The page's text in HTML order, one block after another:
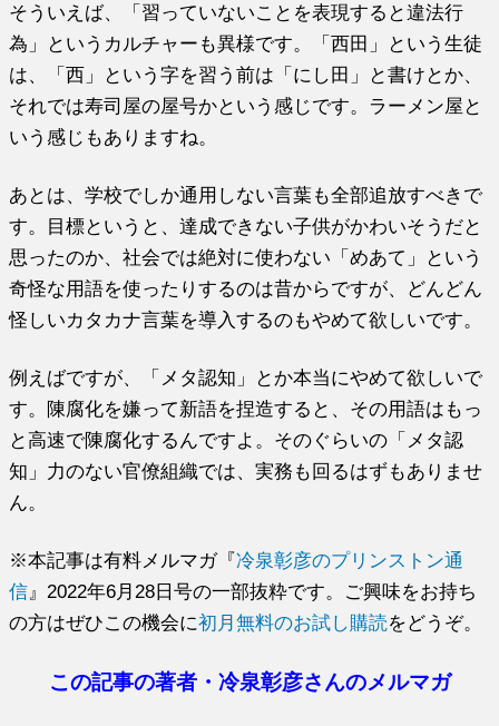
そういえば、「習っていないことを表現すると違法行
為」というカルチャーも異様です。「西田」という生徒
は、「西」という字を習う前は「にし田」と書けとか、
それでは寿司屋の屋号かという感じです。ラーメン屋と
いう感じもありますね。
あとは、学校でしか通用しない言葉も全部追放すべきで
す。目標というと、達成できない子供がかわいそうだと
思ったのか、社会では絶対に使わない「めあて」という
奇怪な用語を使ったりするのは昔からですが、どんどん
怪しいカタカナ言葉を導入するのもやめて欲しいです。
例えばですが、「メタ認知」とか本当にやめて欲しいで
す。陳腐化を嫌って新語を捏造すると、その用語はもっ
と高速で陳腐化するんですよ。そのぐらいの「メタ認
知」力のない官僚組織では、実務も回るはずもありませ
ん。
※本記事は有料メルマガ『冷泉彰彦のプリンストン通
信 』2022年6月28日号の一部抜粋です。ご興味をお持ち
の方はぜひこの機会に初月無料のお試し購読をどうぞ。
この記事の著者・冷泉彰彦さんのメルマガ